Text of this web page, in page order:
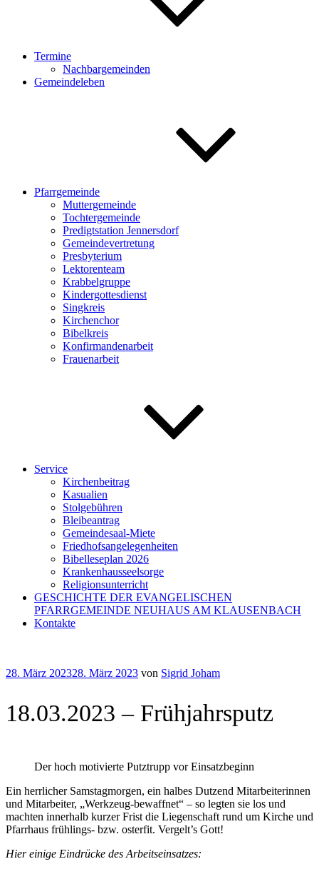
Termine
Nachbargemeinden
Gemeindeleben
Pfarrgemeinde
Muttergemeinde
Tochtergemeinde
Predigtstation Jennersdorf
Gemeindevertretung
Presbyterium
Lektorenteam
Krabbelgruppe
Kindergottesdienst
Singkreis
Kirchenchor
Bibelkreis
Konfirmandenarbeit
Frauenarbeit
Service
Kirchenbeitrag
Kasualien
Stolgebühren
Bleibeantrag
Gemeindesaal-Miete
Friedhofsangelegenheiten
Bibelleseplan 2026
Krankenhausseelsorge
Religionsunterricht
GESCHICHTE DER EVANGELISCHEN
PFARRGEMEINDE NEUHAUS AM KLAUSENBACH
Kontakte
Veröffentlicht
28. März 202328. März 2023 von Sigrid Joham
18.03.2023 – Frühjahrsputz
Der hoch motivierte Putztrupp vor Einsatzbeginn
Ein herrlicher Samstagmorgen, ein halbes Dutzend Mitarbeiterinnen
und Mitarbeiter, „Werkzeug-bewaffnet“ – so legten sie los und
machten innerhalb kurzer Frist die Liegenschaft rund um Kirche und
Pfarrhaus frühlings- bzw. osterfit. Vergelt’s Gott!
Hier einige Eindrücke des Arbeitseinsatzes: